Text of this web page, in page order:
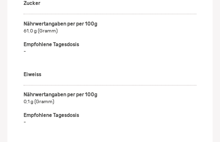
Zucker
61,0 g (Gramm)
-
Eiweiss
0,1 g (Gramm)
-